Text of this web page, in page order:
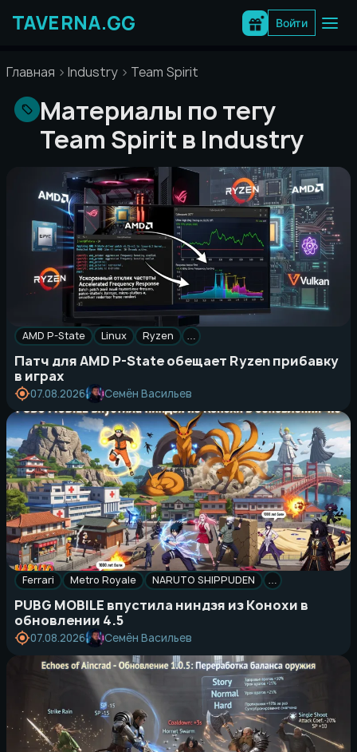
содержимому
Войти
Главная Industry Team Spirit
Материалы по тегу
Team Spirit в Industry
AMD P-State Linux Ryzen …
Патч для AMD P-State обещает Ryzen прибавку
в играх
07.08.2026 Семён Васильев
Ferrari Metro Royale NARUTO SHIPPUDEN …
PUBG MOBILE впустила ниндзя из Конохи в
обновлении 4.5
07.08.2026 Семён Васильев